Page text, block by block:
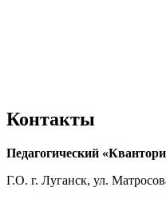
Контакты
Педагогический
Г.О. г. Луганск, ул.